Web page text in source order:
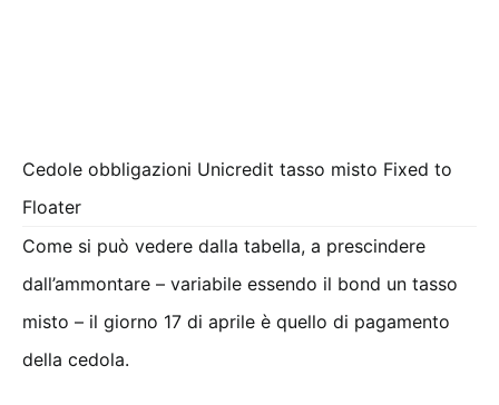
Cedole obbligazioni Unicredit tasso misto Fixed to
Floater
Come si può vedere dalla tabella, a prescindere
dall’ammontare – variabile essendo il bond un tasso
misto – il giorno 17 di aprile è quello di pagamento
della cedola.